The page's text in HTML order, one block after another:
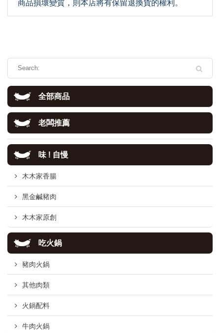
商品損壞變質，則本店將有保留退換貨的權利。
全部商品
老闆推薦
味 ! 自慢
木木家香腸
黑金鹹豬肉
木木家原創
吃火鍋
豬肉火鍋
其他肉類
火鍋配料
牛肉火鍋